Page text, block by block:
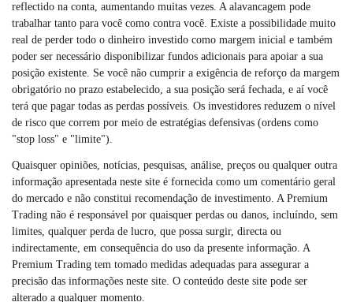
reflectido na conta, aumentando muitas vezes. A alavancagem pode
trabalhar tanto para você como contra você. Existe a possibilidade muito
real de perder todo o dinheiro investido como margem inicial e também
poder ser necessário disponibilizar fundos adicionais para apoiar a sua
posição existente. Se você não cumprir a exigência de reforço da margem
obrigatório no prazo estabelecido, a sua posição será fechada, e aí você
terá que pagar todas as perdas possíveis. Os investidores reduzem o nível
de risco que correm por meio de estratégias defensivas (ordens como
"stop loss" e "limite").
Quaisquer opiniões, notícias, pesquisas, análise, preços ou qualquer outra
informação apresentada neste site é fornecida como um comentário geral
do mercado e não constitui recomendação de investimento. A Premium
Trading não é responsável por quaisquer perdas ou danos, incluíndo, sem
limites, qualquer perda de lucro, que possa surgir, directa ou
indirectamente, em consequência do uso da presente informação. A
Premium Trading tem tomado medidas adequadas para assegurar a
precisão das informações neste site. O conteúdo deste site pode ser
alterado a qualquer momento.